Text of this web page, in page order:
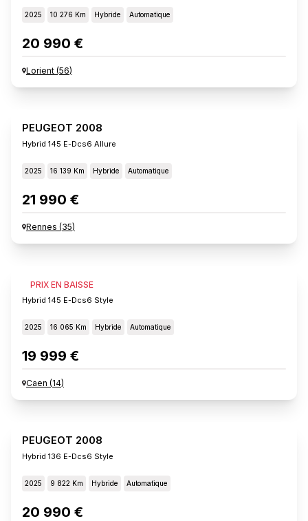
2025 10 276 Km Hybride Automatique
20 990 €
Lorient (56)
PEUGEOT 2008
Hybrid 145 E-Dcs6 Allure
2025 16 139 Km Hybride Automatique
21 990 €
Rennes (35)
PRIX EN BAISSE
PEUGEOT 2008
Hybrid 145 E-Dcs6 Style
2025 16 065 Km Hybride Automatique
19 999 €
Caen (14)
PEUGEOT 2008
Hybrid 136 E-Dcs6 Style
2025 9 822 Km Hybride Automatique
20 990 €